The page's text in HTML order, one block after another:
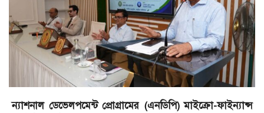
ন্যাশনাল ডেভেলপমেন্ট প্রোগ্রামের (এনডিপি) মাইক্রো-ফাইন্যান্স